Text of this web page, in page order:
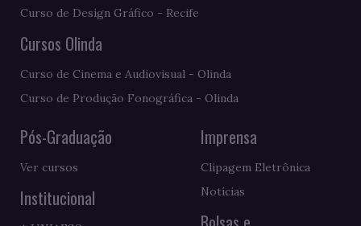
Curso de Design Gráfico - Recife
Cursos Olinda
Curso de Cinema e Audiovisual - Olinda
Curso de Produção Fonográfica - Olinda
Pós-Graduação
Ver cursos
Institucional
Imprensa
Clipagem Eletrônica
Notícias